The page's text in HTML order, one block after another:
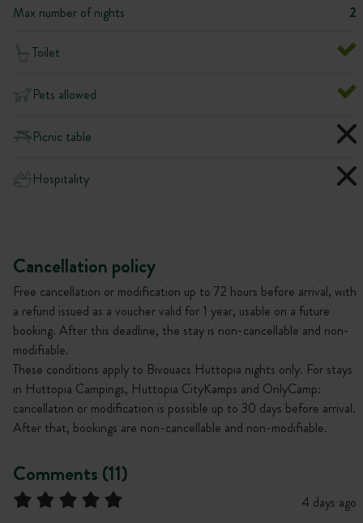
Max number of nights
2
Toilet
Pets allowed
Picnic table
Hospitality
Cancellation policy
Free cancellation or modification up to 72 hours before arrival, with
a refund issued as a voucher valid for 1 year, usable on a future
booking. After this deadline, the stay is non-cancellable and non-
modifiable.
These conditions apply to Bivouacs Huttopia nights only. For stays
in Huttopia Campings, Huttopia CityKamps and OnlyCamp:
cancellation or modification is possible up to 30 days before arrival.
After that, bookings are non-cancellable and non-modifiable.
Comments (11)
4 days ago